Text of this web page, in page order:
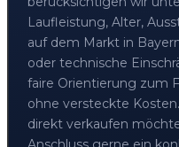
Laufleistung, Alter,
auf dem Markt in
oder technische
faire Orientierung zum
ohne versteckte
direkt verkaufen